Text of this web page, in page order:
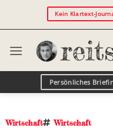
Kein Klartext-
Persönliches
Wirtschaft Wirtschaft